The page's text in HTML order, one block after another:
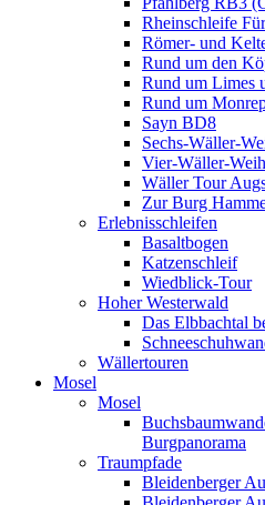
Rheinschleife
Römer- und
Rund um den
Rund um Limes
Rund um
Sayn BD8
Sechs-Wäller-
Vier-Wäller-
Wäller Tour
Zur Burg
Erlebnisschleifen
Basaltbogen
Katzenschleif
Wiedblick-Tour
Hoher Westerwald
Das Elbbachtal
Wällertouren
Mosel
Mosel
Burgpanorama
Traumpfade
Bleidenberger